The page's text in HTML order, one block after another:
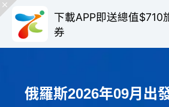
下載APP即送總值$710
券
俄羅斯2026年09月出